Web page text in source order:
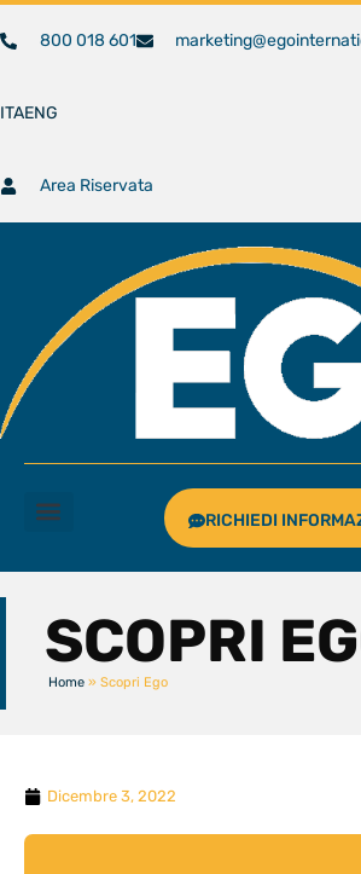
800 018 601
ITAENG
Area Riservata
RICHIEDI
SCOPRI
Home » Scopri Ego
Dicembre 3, 2022